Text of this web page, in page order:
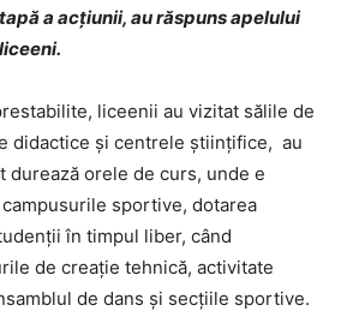
a acțiunii, au răspuns apelului
liceenii au vizitat sălile de
didactice și centrele științifice, au
durează orele de curs, unde e
sportive, dotarea
în timpul liber, când
de creație tehnică, activitate
de dans și secțiile sportive.